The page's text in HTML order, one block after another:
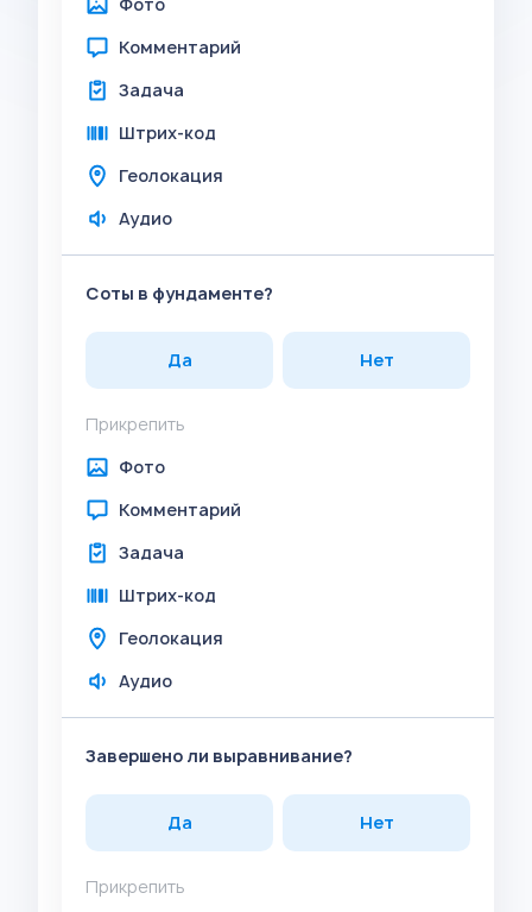
Комментарий
Задача
Штрих-код
Геолокация
Аудио
Соты в фундаменте?
Да Нет
Прикрепить
Фото
Комментарий
Задача
Штрих-код
Геолокация
Аудио
Завершено ли выравнивание?
Да Нет
Прикрепить